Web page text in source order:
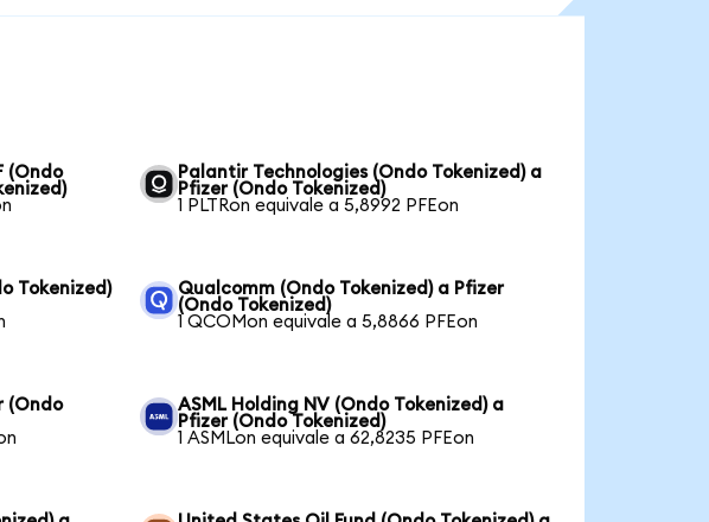
(Ondo
Palantir Technologies (Ondo Tokenized) a
Pfizer (Ondo Tokenized)
1 PLTRon equivale a 5,8992 PFEon
Tokenized)
Qualcomm (Ondo Tokenized) a Pfizer
(Ondo Tokenized)
1 QCOMon equivale a 5,8866 PFEon
(Ondo
ASML Holding NV (Ondo Tokenized) a
Pfizer (Ondo Tokenized)
1 ASMLon equivale a 62,8235 PFEon